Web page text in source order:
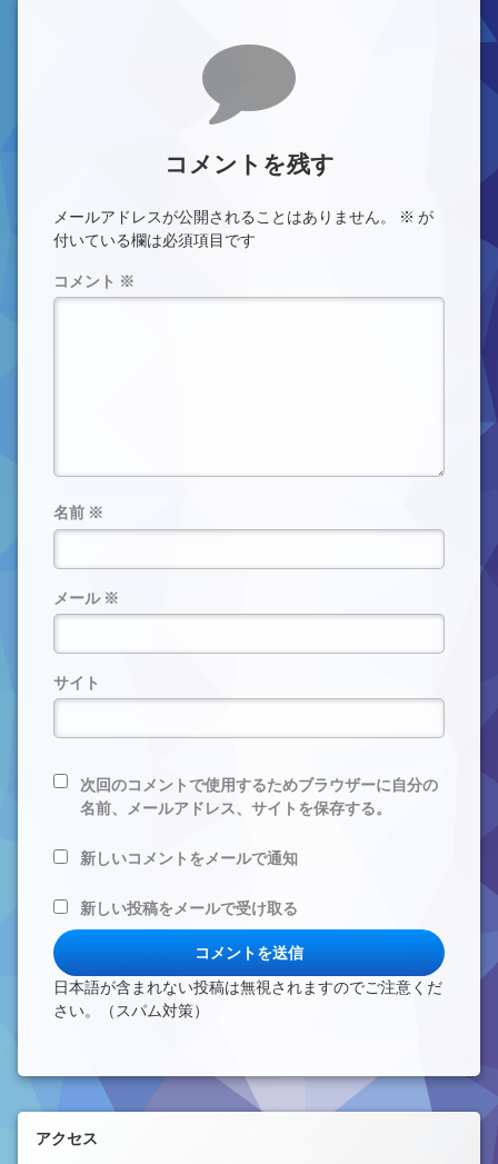
コメントを残す
メールアドレスが公開されることはありません。 ※ が
付いている欄は必須項目です
コメント ※
名前 ※
メール ※
サイト
次回のコメントで使用するためブラウザーに自分の
名前、メールアドレス、サイトを保存する。
新しいコメントをメールで通知
新しい投稿をメールで受け取る
日本語が含まれない投稿は無視されますのでご注意くだ
さい。（スパム対策）
左サイドバー
アクセス